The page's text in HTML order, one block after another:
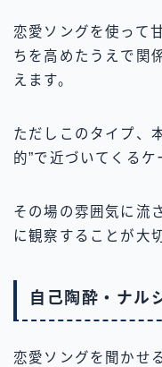
恋愛ソングを使って
ちを高めたうえで関
えます。
ただしこのタイプ、
的”で近づいてくるケ
その場の雰囲気に流
に観察することが大
自己陶酔・ナル
恋愛ソングを聞かせ